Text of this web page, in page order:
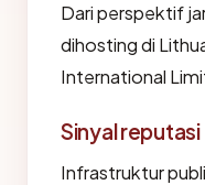
Dari perspektif
dihosting di
International
Sinyal reputasi
Infrastruktur